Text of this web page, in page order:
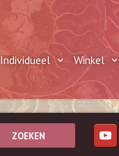
Individueel Winkel